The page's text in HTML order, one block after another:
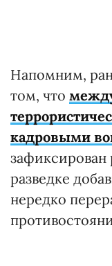
Напомним,
том, что
кадровыми
зафиксирован
разведке
нередко